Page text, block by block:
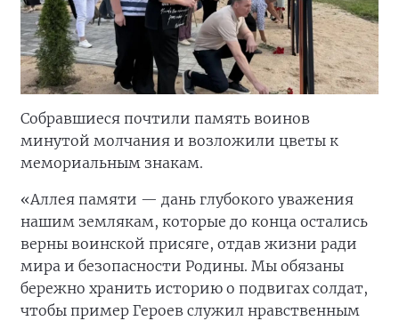
Собравшиеся почтили память воинов
минутой молчания и возложили цветы к
мемориальным знакам.
«Аллея памяти — дань глубокого уважения
нашим землякам, которые до конца остались
верны воинской присяге, отдав жизни ради
мира и безопасности Родины. Мы обязаны
бережно хранить историю о подвигах солдат,
чтобы пример Героев служил нравственным